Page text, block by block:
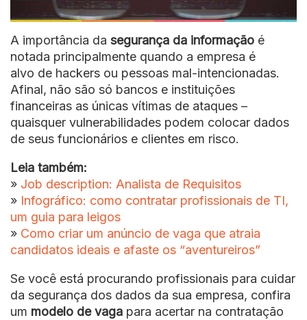
A importância da segurança da informação é
notada principalmente quando a empresa é
alvo de hackers ou pessoas mal-intencionadas.
Afinal, não são só bancos e instituições
financeiras as únicas vítimas de ataques –
quaisquer vulnerabilidades podem colocar dados
de seus funcionários e clientes em risco.
Leia também:
» Job description: Analista de Requisitos
» Infográfico: como contratar profissionais de TI,
um guia para leigos
» Como criar um anúncio de vaga que atraia
candidatos ideais e afaste os “aventureiros”
Se você está procurando profissionais para cuidar
da segurança dos dados da sua empresa, confira
um modelo de vaga para acertar na contratação